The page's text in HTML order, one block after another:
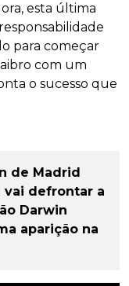
esta última
para começar
com um
o sucesso que
de Madrid
vai defrontar a
Darwin
aparição na